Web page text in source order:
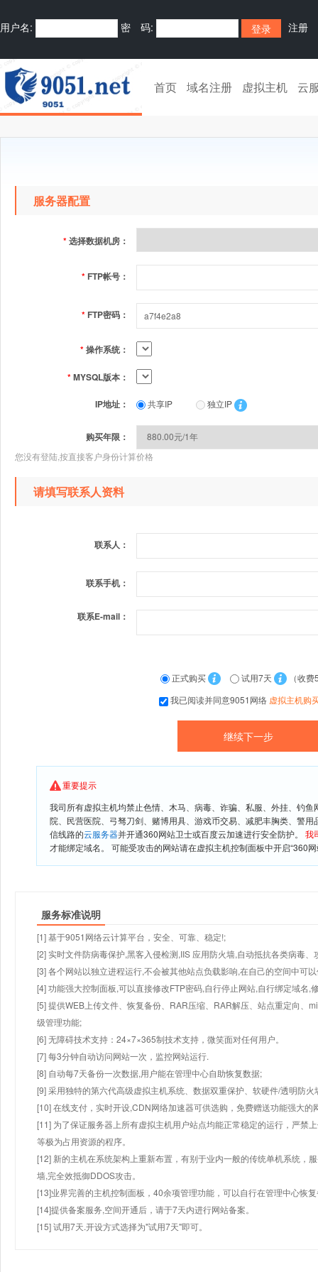
用户名: 密 码: 注册
首页 域名注册 虚拟主机 云
服务器配置
*选择数据机房：
* FTP帐号：
* FTP密码：
*操作系统：
*MYSQL版本：
IP地址： 共享IP 独立IP
购买年限：
您没有登陆,按直接客户身份计算价格
请填写联系人资料
联系人：
联系手机：
联系E-mail：
正式购买 试用7天
（收费
我已阅读并同意9051网络 虚拟主机购
重要提示
我司所有虚拟主机均禁止色情、木马、病毒、诈骗、私服、外挂、钓
院、民营医院、弓驽刀剑、赌博用具、游戏币交易、减肥丰胸类、警
信线路的云服务器并开通360网站卫士或百度云加速进行安全防护。 我
才能绑定域名。 可能受攻击的网站请在虚拟主机控制面板中开启“360
服务标准说明
[1] 基于9051网络云计算平台，安全、可靠、稳定!;
[2] 实时文件防病毒保护,黑客入侵检测,IIS 应用防火墙,自动抵抗各类病毒、
[3] 各个网站以独立进程运行,不会被其他站点负载影响,在自己的空间中可
[4] 功能强大控制面板,可以直接修改FTP密码,自行停止网站,自行绑定域名,
[5] 提供WEB上传文件、恢复备份、RAR压缩、RAR解压、站点重定向、
级管理功能;
[6] 无障碍技术支持：24×7×365制技术支持，微笑面对任何用户。
[7] 每3分钟自动访问网站一次，监控网站运行.
[8] 自动每7天备份一次数据,用户能在管理中心自助恢复数据;
[9] 采用独特的第六代高级虚拟主机系统、数据双重保护、软硬件/透明防火
[10] 在线支付，实时开设,CDN网络加速器可供选购，免费赠送功能强大
[11] 为了保证服务器上所有虚拟主机用户站点均能正常稳定的运行，严禁
等极为占用资源的程序。
[12] 新的主机在系统架构上重新布置，有别于业内一般的传统单机系统，
墙,完全效抵御DDOS攻击。
[13]业界完善的主机控制面板，40余项管理功能，可以自行在管理中心恢
[14]提供备案服务,空间开通后，请于7天内进行网站备案。
[15] 试用7天.开设方式选择为"试用7天"即可。